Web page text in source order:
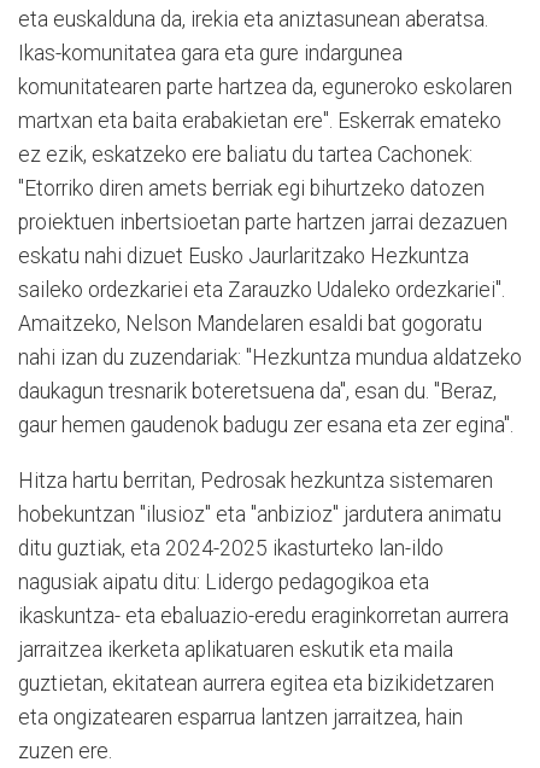
eta euskalduna da, irekia eta aniztasunean aberatsa.
Ikas-komunitatea gara eta gure indargunea
komunitatearen parte hartzea da, eguneroko eskolaren
martxan eta baita erabakietan ere". Eskerrak emateko
ez ezik, eskatzeko ere baliatu du tartea Cachonek:
"Etorriko diren amets berriak egi bihurtzeko datozen
proiektuen inbertsioetan parte hartzen jarrai dezazuen
eskatu nahi dizuet Eusko Jaurlaritzako Hezkuntza
saileko ordezkariei eta Zarauzko Udaleko ordezkariei".
Amaitzeko, Nelson Mandelaren esaldi bat gogoratu
nahi izan du zuzendariak: "Hezkuntza mundua aldatzeko
daukagun tresnarik boteretsuena da", esan du. "Beraz,
gaur hemen gaudenok badugu zer esana eta zer egina".
Hitza hartu berritan, Pedrosak hezkuntza sistemaren
hobekuntzan "ilusioz" eta "anbizioz" jardutera animatu
ditu guztiak, eta 2024-2025 ikasturteko lan-ildo
nagusiak aipatu ditu: Lidergo pedagogikoa eta
ikaskuntza- eta ebaluazio-eredu eraginkorretan aurrera
jarraitzea ikerketa aplikatuaren eskutik eta maila
guztietan, ekitatean aurrera egitea eta bizikidetzaren
eta ongizatearen esparrua lantzen jarraitzea, hain
zuzen ere.